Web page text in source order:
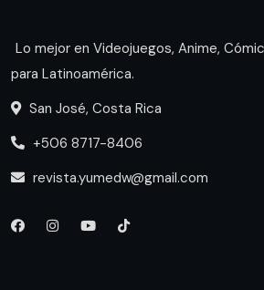
Lo mejor en Videojuegos, Anime,
para Latinoamérica.
San José, Costa Rica
+506 8717-8406
revista.yumedw@gmail.com